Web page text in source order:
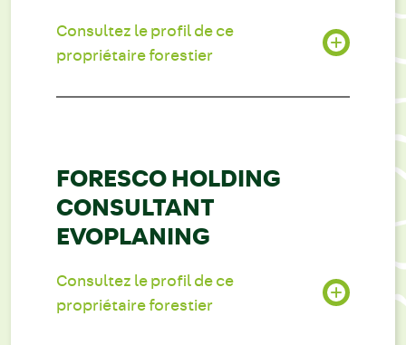
Consultez le profil de ce
propriétaire forestier
FORESCO HOLDING
CONSULTANT
EVOPLANING
Consultez le profil de ce
propriétaire forestier